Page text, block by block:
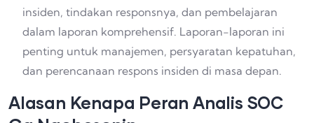
insiden, tindakan responsnya, dan pembelajaran
dalam laporan komprehensif. Laporan-laporan ini
penting untuk manajemen, persyaratan kepatuhan,
dan perencanaan respons insiden di masa depan.
Alasan Kenapa Peran Analis SOC